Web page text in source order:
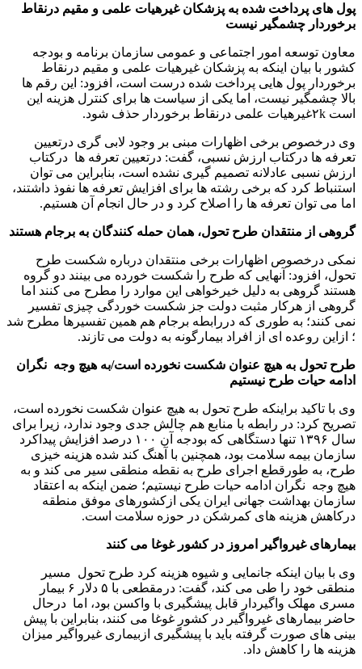
پول های پرداخت شده به پزشکان غیرهیات علمی و مقیم درنقاط
برخوردار چشمگیر نیست
معاون توسعه امور اجتماعی و عمومی سازمان برنامه و بودجه
کشور با بیان اینکه به پزشکان غیرهیات علمی و مقیم درنقاط
برخوردار پول هایی پرداخت شده درست است، افزود: این رقم ها
بالا چشمگیر نیست، اما یکی از سیاست ها برای کنترل هزینه این
است ۲kغیرهیات علمی درنقاط برخوردار حذف شود.
وی درخصوص برخی اظهارات مبنی بر وجود لابی گری درتعیین
تعرفه ها درکتاب ارزش نسبی، گفت: درتعیین تعرفه ها درکتاب
ارزش نسبی عادلانه تصمیم گیری نشده است، بنابراین می توان
استنباط کرد که برخی رشته ها برای افزایش تعرفه ها نفوذ داشتند،
اما می توان تعرفه ها را اصلاح کرد و در حال انجام آن هستیم.
گروهی از منتقدان طرح تحول، همان حمله کنندگان به برجام هستند
نمکی درخصوص اظهارات برخی منتقدان درباره شکست طرح
تحول، افزود: آنهایی که طرح را شکست خورده می بینند دو گروه
هستند گروهی به دلیل خیرخواهی این موارد را مطرح می کنند اما
گروهی از هرکار مثبت دولت جز شکست خوردگی چیزی تفسیر
نمی کنند؛ به طوری که دررابطه برجام هم همین تفسیرها مطرح شد
؛ ازاین روعده ای از افراد بیمارگونه به دولت می تازند.
طرح تحول به هیچ عنوان شکست نخورده است/به هیچ وجه نگران
ادامه حیات طرح نیستیم
وی با تاکید براینکه طرح تحول به هیچ عنوان شکست نخورده است،
تصریح کرد: در رابطه با منابع هم چالش جدی وجود ندارد، زیرا برای
سال ۱۳۹۶ تنها دستگاهی که بودجه آن ۱۰۰ درصد افزایش پیداکرد
سازمان بیمه سلامت بود، همچنین با آهنگ کند شده هزینه خیزی
طرح، به طورقطع اجرای طرح به نقطه منطقی سیر می کند و به
هیچ وجه نگران ادامه حیات طرح نیستیم؛ ضمن اینکه به اعتقاد
سازمان بهداشت جهانی ایران یکی ازکشورهای موفق منطقه
درکاهش هزینه های کمرشکن در حوزه سلامت است.
بیمارهای غیرواگیر امروز در کشور غوغا می کنند
وی با بیان اینکه جانمایی و شیوه هزینه کرد طرح تحول مسیر
منطقی خود را طی می کند، گفت: درمقطعی با ۵ دلار ۶ بیمار
مسری مهلک واگیردار قابل پیشگیری با واکسن بود، اما درحال
حاضر بیمارهای غیرواگیر در کشور غوغا می کنند، بنابراین با پیش
بینی های صورت گرفته باید با پیشگیری ازبیماری غیرواگیر میزان
هزینه ها را کاهش داد.